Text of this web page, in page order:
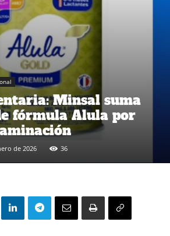
Minsal suma
fórmula Alula por
de 2026 36